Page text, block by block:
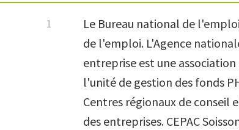
Le Bureau national de
de l'emploi. L'Agence
entreprise est une
l'unité de gestion des fonds
Centres régionaux de conseil
des entreprises. CEPAC